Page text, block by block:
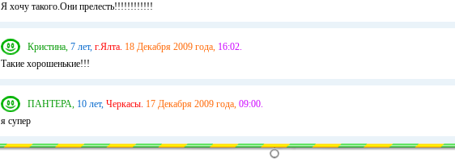
Я хочу такого.Они прелесть!!!!!!!!!!!!
Кристина, 7 лет, г.Ялта. 18 Декабря 2009 года, 16:02.
Такие хорошенькие!!!
ПАНТЕРА, 10 лет, Черкасы. 17 Декабря 2009 года, 09:00.
я супер